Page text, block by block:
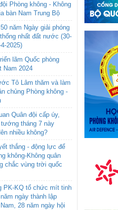
Phòng không - Không
bàn Nam Trung Bộ
năm Ngày giải phóng
nhất đất nước (30-
2025)
lãm Quốc phòng
Nam 2024
Tô Lâm thăm và làm
chủng Phòng không -
Quân đội cấp úy,
tháng 7 này
nhiều không?
thắng - động lực để
không-Không quân
chắc vùng trời quốc
PK-KQ tổ chức mít tinh
ngày thành lập
28 năm ngày hội